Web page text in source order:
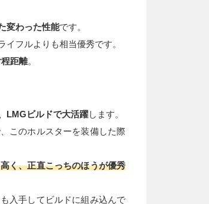
変わった性能です。
フルよりも相当優秀です。
距離。
LMGビルドで大活躍します。
このホルスターを装備した際
く、正直こっちのほうが優秀
入手してビルドに組み込んで